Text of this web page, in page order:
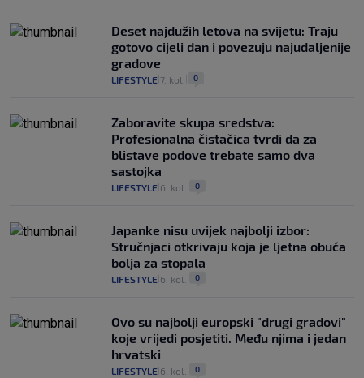
Deset najdužih letova na svijetu: Traju
gotovo cijeli dan i povezuju najudaljenije
gradove
LIFESTYLE 7. kol. 0
Zaboravite skupa sredstva:
Profesionalna čistačica tvrdi da za
blistave podove trebate samo dva
sastojka
LIFESTYLE 6. kol. 0
Japanke nisu uvijek najbolji izbor:
Stručnjaci otkrivaju koja je ljetna obuća
bolja za stopala
LIFESTYLE 6. kol. 0
Ovo su najbolji europski "drugi gradovi"
koje vrijedi posjetiti. Među njima i jedan
hrvatski
LIFESTYLE 6. kol. 0